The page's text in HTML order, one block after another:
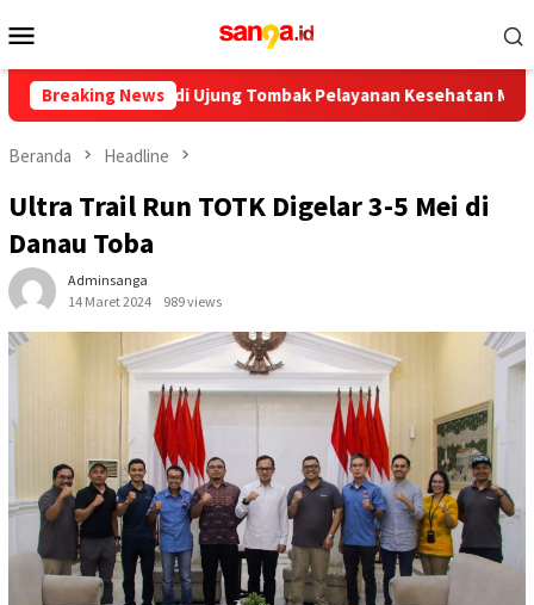
ke
kontenMobile
Breaking News
Jadi Ujung Tombak Pelayanan Kesehatan Masyarakat
Beranda Headline
Ultra Trail Run TOTK Digelar 3-5 Mei di
Danau Toba
Adminsanga
14 Maret 2024
989 views